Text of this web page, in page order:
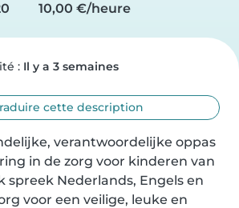
10,00 €/heure
: Il y a 3 semaines
cette description
verantwoordelijke oppas
in de zorg voor kinderen van
spreek Nederlands, Engels en
voor een veilige, leuke en